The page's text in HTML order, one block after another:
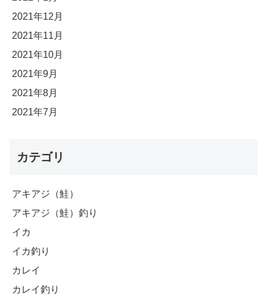
2021年12月
2021年11月
2021年10月
2021年9月
2021年8月
2021年7月
カテゴリ
アキアジ（鮭）
アキアジ（鮭）釣り
イカ
イカ釣り
カレイ
カレイ釣り